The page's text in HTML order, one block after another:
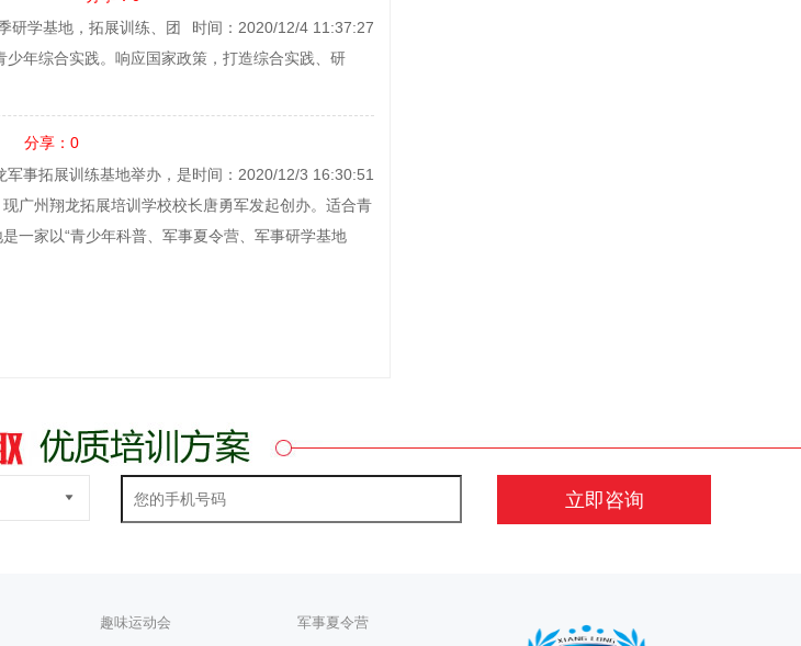
时间：2020/12/4 11:37:27
研学基地，拓展训练、团
年综合实践。响应国家政策，打造综合实践、研
分享：0
时间：2020/12/3 16:30:51
军事拓展训练基地举办，是
广州翔龙拓展培训学校校长唐勇军发起创办。适合青
一家以“青少年科普、军事夏令营、军事研学基地
趣味运动会
军事夏令营